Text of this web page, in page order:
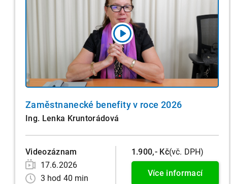
Zaměstnanecké benefity v roce 2026
Ing. Lenka Kruntorádová
Videozáznam
17.6.2026
3 hod 40 min
1.900,- Kč(vč. DPH)
Více informací